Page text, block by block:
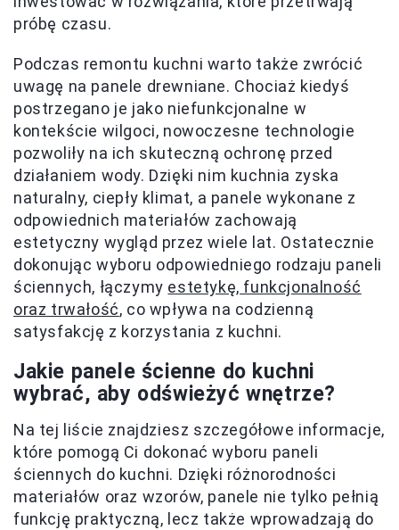
próbę czasu.
Podczas remontu kuchni warto także zwrócić
uwagę na panele drewniane. Chociaż kiedyś
postrzegano je jako niefunkcjonalne w
kontekście wilgoci, nowoczesne technologie
pozwoliły na ich skuteczną ochronę przed
działaniem wody. Dzięki nim kuchnia zyska
naturalny, ciepły klimat, a panele wykonane z
odpowiednich materiałów zachowają
estetyczny wygląd przez wiele lat. Ostatecznie
dokonując wyboru odpowiedniego rodzaju paneli
ściennych, łączymy estetykę, funkcjonalność
oraz trwałość, co wpływa na codzienną
satysfakcję z korzystania z kuchni.
Jakie panele ścienne do kuchni
wybrać, aby odświeżyć wnętrze?
Na tej liście znajdziesz szczegółowe informacje,
które pomogą Ci dokonać wyboru paneli
ściennych do kuchni. Dzięki różnorodności
materiałów oraz wzorów, panele nie tylko pełnią
funkcję praktyczną, lecz także wprowadzają do